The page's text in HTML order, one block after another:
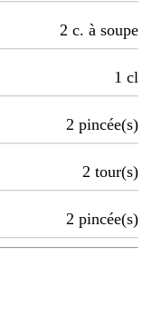
2 c. à soupe
1 cl
2 pincée(s)
2 tour(s)
2 pincée(s)